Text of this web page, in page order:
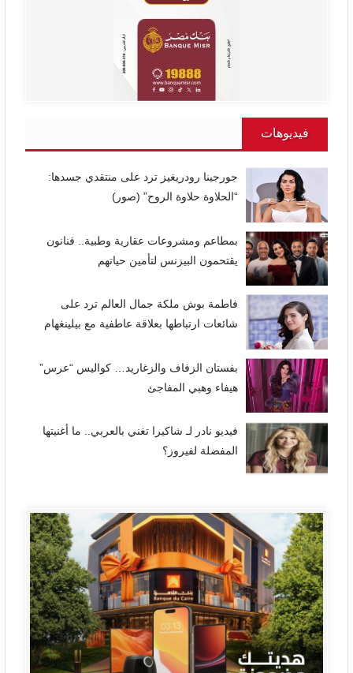
فيديوهات
جورجينا رودريغيز ترد على منتقدي جسدها:
“الحلاوة حلاوة الروح” (صور)
بمطاعم ومشروعات عقارية وطبية.. فنانون
يقتحمون البيزنس لتأمين حياتهم
فاطمة بوش ملكة جمال العالم ترد على
شائعات ارتباطها بعلاقة عاطفية مع بيلينغهام
بفستان الزفاف والزغاريد… كواليس “عرس”
هيفاء وهبي المفاجئ
فيديو نادر لـ شاكيرا تغني بالعربي.. ما أغنيتها
المفضلة لفيروز؟